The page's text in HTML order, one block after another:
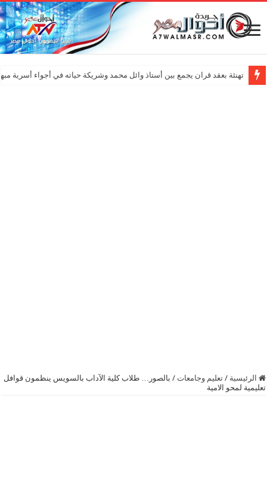
تهنئة بعقد قران يجمع بين أستاذ وائل محمد وشريكة حياته في أجواء أسرية
الرئيسية / تعليم وجامعات / بالصور… طلاب كلية الآداب بالسويس ينظمون قوافل
تعليمية لمحو الامية